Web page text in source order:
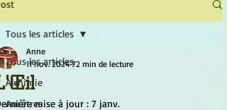
Tous les articles
Alchimie
Ancêtres
Tous les articles
Anne
11 nov. 2024 72 min de lecture
mise à jour : 7 janv.